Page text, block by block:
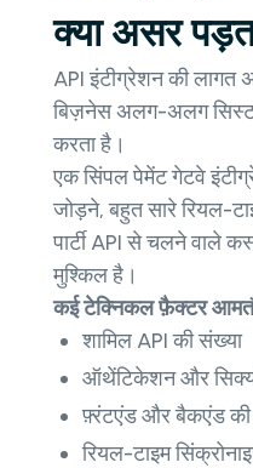
क्या असर
API इंटीग्रेशन की लागत
बिज़नेस अलग-अलग
करता है।
एक सिंपल पेमेंट गेटवे
जोड़ने, बहुत सारे रियल-
पार्टी API से चलने वाले
मुश्किल है।
कई टेक्निकल फ़ैक्टर
शामिल API की संख्या
ऑथेंटिकेशन और
फ़्रंटएंड और बैकएंड की
रियल-टाइम